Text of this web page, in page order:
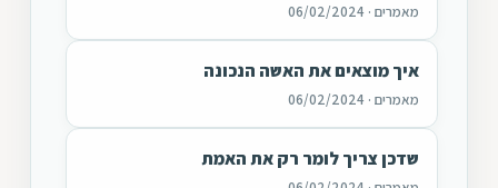
מאמרים · 06/02/2024
איך מוצאים את האשה הנכונה
מאמרים · 06/02/2024
שדכן צריך לומר רק את האמת